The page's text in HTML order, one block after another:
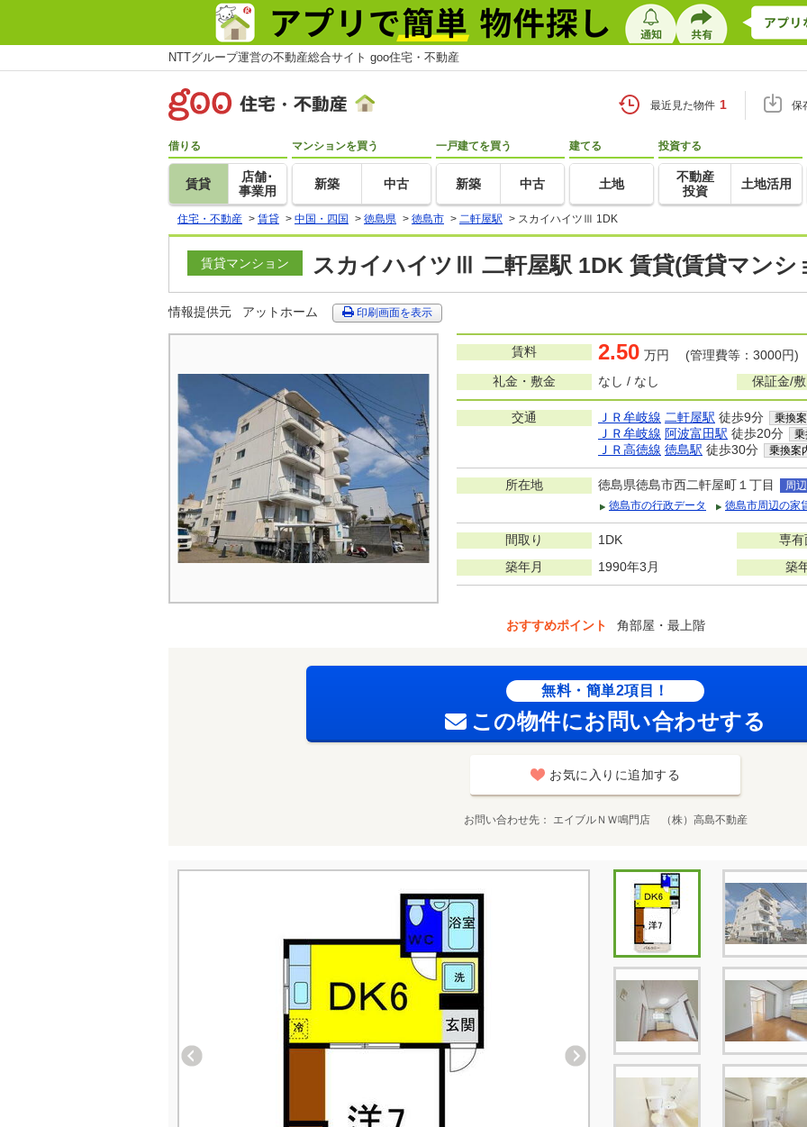
NTTグループ運営の不動産総合サイト goo住宅・不動産
最近見た物件 1 保
借りる
賃貸
店舗･
事業用
マンションを買う
新築 中古
一戸建てを買う
新築 中古
建てる
土地
投資する
不動産
投資
土地活用
住宅・不動産 > 賃貸 > 中国・四国 > 徳島県 > 徳島市 > 二軒屋駅 > スカイハイツⅢ 1DK
賃貸マンション スカイハイツⅢ 二軒屋駅 1DK 賃貸(賃貸マンシ
情報提供元 アットホーム 印刷画面を表示
賃料 2.50 万円 (管理費等：3000円)
礼金・敷金
なし / なし 保証金/
交通 ＪＲ牟岐線 二軒屋駅 徒歩9分 乗換
ＪＲ牟岐線 阿波富田駅 徒歩20分 乗
ＪＲ高徳線 徳島駅 徒歩30分 乗換案
所在地 徳島県徳島市西二軒屋町１丁目
周
徳島市の行政データ
徳島市周辺の家
間取り 1DK 専有
築年月 1990年3月 築
おすすめポイント 角部屋・最上階
無料・簡単2項目！
この物件にお問い合わせする
お気に入りに追加する
お問い合わせ先 エイブルＮＷ鳴門店 （株）高島不動産